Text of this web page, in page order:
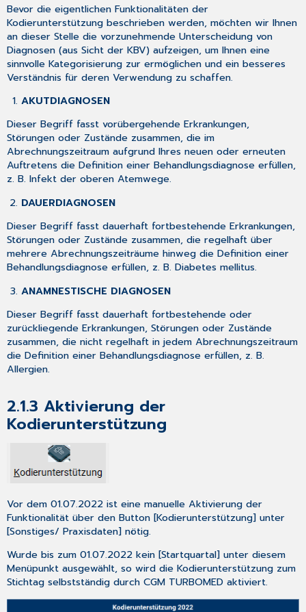
Aktualisierung
der
EBM-
Stammdaten
3
Allgemeine
Neuheiten
Änderungen
3.1
Aktualisierung
Muster
61
(Verordnung
medizinischer
Rehabilitation)
3.2
Formular
Muster
16
-
Rezeptbedruckung
mit
der
HBSNR
3.3
Weitere
Formulare
3.4
eArztbrief
Import
als
PDF
in
der
Karteikarte
Bevor die eigentlichen Funktionalitäten der
Kodierunterstützung beschrieben werden, möchten wir Ihnen
an dieser Stelle die vorzunehmende Unterscheidung von
Diagnosen (aus Sicht der KBV) aufzeigen, um Ihnen eine
sinnvolle Kategorisierung zur ermöglichen und ein besseres
Verständnis für deren Verwendung zu schaffen.
AKUTDIAGNOSEN
Dieser Begriff fasst vorübergehende Erkrankungen,
Störungen oder Zustände zusammen, die im
Abrechnungszeitraum aufgrund Ihres neuen oder erneuten
Auftretens die Definition einer Behandlungsdiagnose erfüllen,
z. B. Infekt der oberen Atemwege.
DAUERDIAGNOSEN
Dieser Begriff fasst dauerhaft fortbestehende Erkrankungen,
Störungen oder Zustände zusammen, die regelhaft über
mehrere Abrechnungszeiträume hinweg die Definition einer
Behandlungsdiagnose erfüllen, z. B. Diabetes mellitus.
ANAMNESTISCHE DIAGNOSEN
Dieser Begriff fasst dauerhaft fortbestehende oder
zurückliegende Erkrankungen, Störungen oder Zustände
zusammen, die nicht regelhaft in jedem Abrechnungszeitraum
die Definition einer Behandlungsdiagnose erfüllen, z. B.
Allergien.
2.1.3 Aktivierung der
Kodierunterstützung
Vor dem 01.07.2022 ist eine manuelle Aktivierung der
Funktionalität über den Button [Kodierunterstützung] unter
[Sonstiges/ Praxisdaten] nötig.
Wurde bis zum 01.07.2022kein [Startquartal] unter diesem
Menüpunkt ausgewählt, so wird die Kodierunterstützung zum
Stichtag selbstständig durch CGM TURBOMED aktiviert.